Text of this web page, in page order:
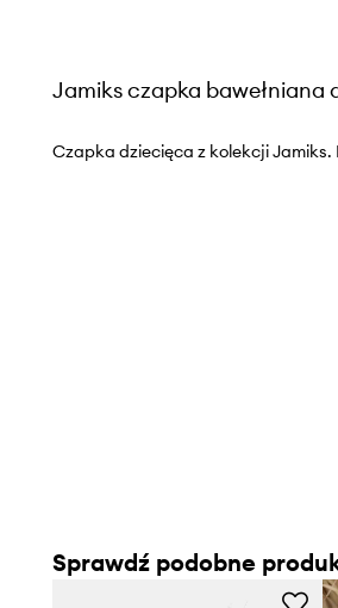
Jamiks czapka bawełniana
Czapka dziecięca z kolekcji
Sprawdź podobne